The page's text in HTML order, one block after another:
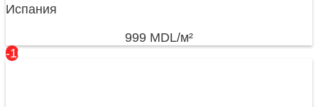
Испания
999 MDL/м²
-10%